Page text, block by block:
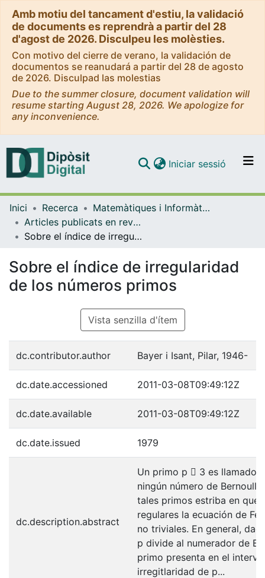
Amb motiu del tancament d'estiu, la validació
de documents es reprendrà a partir del 28
d'agost de 2026. Disculpeu les molèsties.
Con motivo del cierre de verano, la validación de
documentos se reanudará a partir del 28 de agosto
de 2026. Disculpad las molestias
Due to the summer closure, document validation will
resume starting August 28, 2026. We apologize for
any inconvenience.
Navega per tot el DD
Iniciar sessió (current)
Inici Recerca
Matemàtiques i Informàtica
Articles publicats en revistes (Matemàtiques i Informàtica)
Sobre el índice de irregularidad de los números primos
Sobre el índice de irregularidad
de los números primos
Vista senzilla d'ítem
dc.contributor.author Bayer i Isant, Pilar, 1946-
dc.date.accessioned 2011-03-08T09:49:12Z
dc.date.available 2011-03-08T09:49:12Z
dc.date.issued 1979
dc.description.abstract
Un primo p 􀀧 3 es llamado
ningún número de
tales primos estriba en que
regulares la ecuación de
no triviales. En general,
p divide al numerador de
primo presenta en el
irregitlaridad de p...